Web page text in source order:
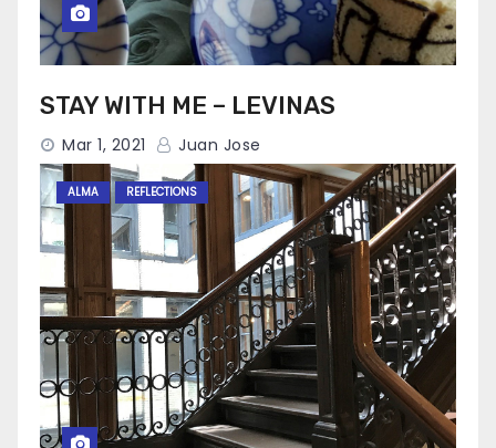
STAY WITH ME – LEVINAS
Mar 1, 2021 Juan Jose
ALMA REFLECTIONS